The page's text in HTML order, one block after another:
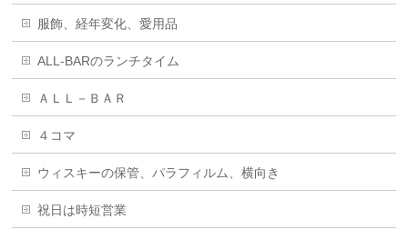
服飾、経年変化、愛用品
ALL-BARのランチタイム
ＡＬＬ－ＢＡＲ
４コマ
ウィスキーの保管、パラフィルム、横向き
祝日は時短営業